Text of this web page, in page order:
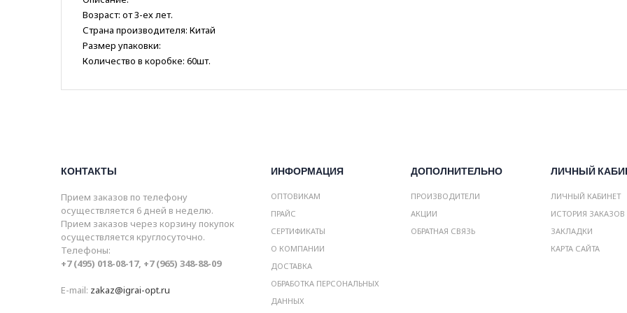
Возраст: от 3-ех лет.
Страна производителя: Китай
Размер упаковки:
Количество в коробке: 60шт.
КОНТАКТЫ
Прием заказов по телефону
осуществляется 6 дней в неделю.
Прием заказов через корзину покупок
осуществляется круглосуточно.
Телефоны:
+7 (495) 018-08-17, +7 (965) 348-88-09
E-mail: zakaz@igrai-opt.ru
ИНФОРМАЦИЯ
ОПТОВИКАМ
ПРАЙС
СЕРТИФИКАТЫ
О КОМПАНИИ
ДОСТАВКА
ОБРАБОТКА ПЕРСОНАЛЬНЫХ
ДАННЫХ
ДОПОЛНИТЕЛЬНО
ПРОИЗВОДИТЕЛИ
АКЦИИ
ОБРАТНАЯ СВЯЗЬ
ЛИЧНЫЙ
ЛИЧНЫЙ КАБИНЕТ
ИСТОРИЯ ЗАКАЗОВ
ЗАКЛАДКИ
КАРТА САЙТА